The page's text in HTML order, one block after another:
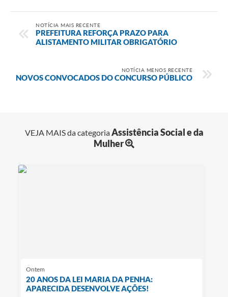
NOTÍCIA MAIS RECENTE
PREFEITURA REFORÇA PRAZO PARA
ALISTAMENTO MILITAR OBRIGATÓRIO
NOTÍCIA MENOS RECENTE
NOVOS CONVOCADOS DO CONCURSO PÚBLICO
VEJA MAIS da categoriaAssistência Social e da
Mulher
Ontem
20 ANOS DA LEI MARIA DA PENHA:
APARECIDA DESENVOLVE AÇÕES!